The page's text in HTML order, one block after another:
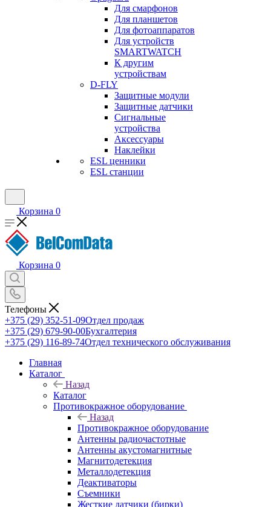
Для смарфонов
Для планшетов
Для фотоаппаратов
Для устройств
SMARTWATCH
К другим
устройствам
D-FLY
Защитные модули
Защитные датчики
Сигнальные
устройства
Аксессуары
Наклейки
ESL ценники
ESL станции
Корзина 0
Корзина 0
Телефоны
+375 (29) 352-51-09Отдел продаж
+375 (29) 679-90-00Бухгалтерия
+375 (29) 116-89-74Отдел технического обслуживания
Главная
Каталог
Назад
Каталог
Противокражное оборудование
Назад
Противокражное оборудование
Антенны радиочастотные
Антенны акустомагнитные
Магнитодетекция
Металлодетекция
Деактиваторы
Съемники
Жесткие датчики (бирки)